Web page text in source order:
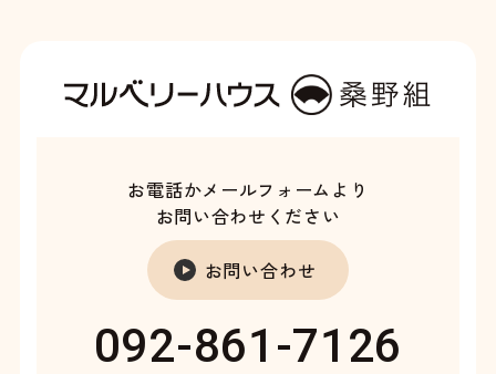
お電話かメールフォームより
お問い合わせください
お問い合わせ
092-861-7126